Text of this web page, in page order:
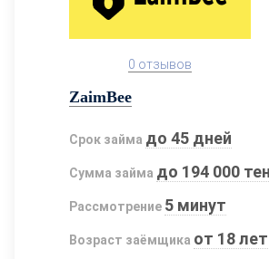
0 отзывов
ZaimBee
Срок займа до 45 дней
Сумма займа до 194 000
Рассмотрение 5 минут
Возраст заёмщика от 18 лет